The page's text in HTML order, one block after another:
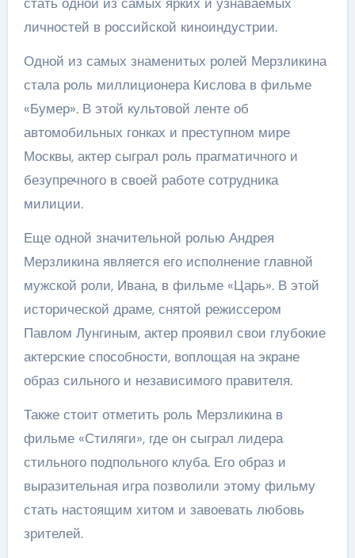
личностей в российской киноиндустрии.
Одной из самых знаменитых ролей Мерзликина
стала роль миллиционера Кислова в фильме
«Бумер». В этой культовой ленте об
автомобильных гонках и преступном мире
Москвы, актер сыграл роль прагматичного и
безупречного в своей работе сотрудника
милиции.
Еще одной значительной ролью Андрея
Мерзликина является его исполнение главной
мужской роли, Ивана, в фильме «Царь». В этой
исторической драме, снятой режиссером
Павлом Лунгиным, актер проявил свои глубокие
актерские способности, воплощая на экране
образ сильного и независимого правителя.
Также стоит отметить роль Мерзликина в
фильме «Стиляги», где он сыграл лидера
стильного подпольного клуба. Его образ и
выразительная игра позволили этому фильму
стать настоящим хитом и завоевать любовь
зрителей.